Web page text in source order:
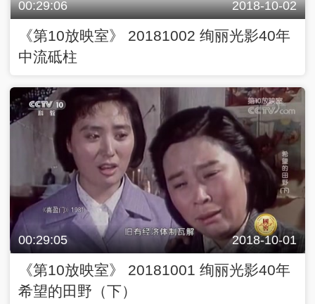
00:29:06 2018-10-02
《第10放映室》 20181002 绚丽光影40年
中流砥柱
00:29:05 2018-10-01
《第10放映室》 20181001 绚丽光影40年
希望的田野（下）